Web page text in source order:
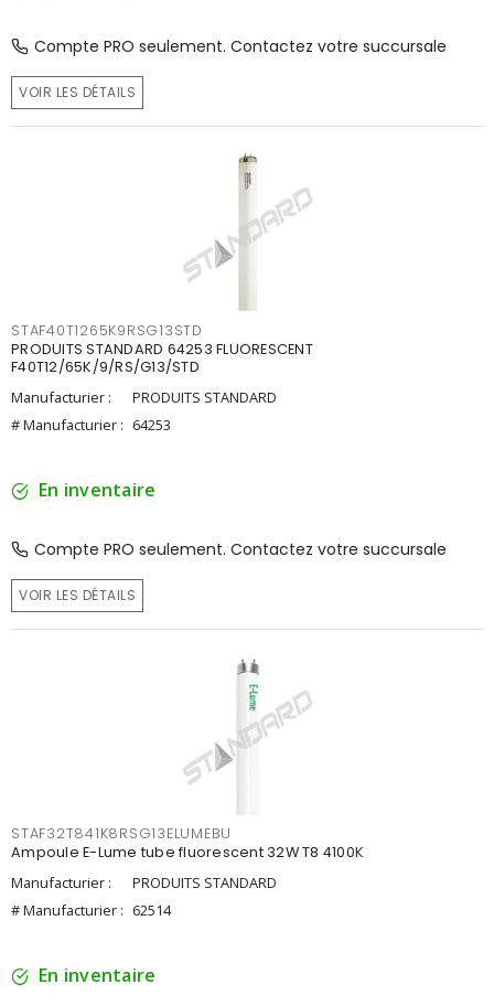
Compte PRO seulement. Contactez votre succursale
VOIR LES DÉTAILS
STAF40T1265K9RSG13STD
PRODUITS STANDARD 64253 FLUORESCENT
F40T12/65K/9/RS/G13/STD
Manufacturier :
PRODUITS STANDARD
# Manufacturier : 64253
En inventaire
Compte PRO seulement. Contactez votre succursale
VOIR LES DÉTAILS
STAF32T841K8RSG13ELUMEBU
Ampoule E-Lume tube fluorescent 32W T8 4100K
Manufacturier :
PRODUITS STANDARD
# Manufacturier : 62514
En inventaire